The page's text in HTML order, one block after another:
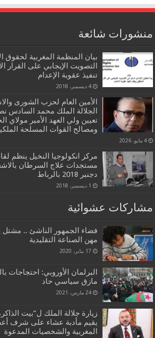
منشورات شائعة
بيان المنظمة المغربية لحقوق
التصويت الإيجابي على القرار
تنفيذ عقوبة الإعدام
4 ديسمبر، 2018
الأمين العام لحزب الشورى
الجلالة الملك محمد السادس
تعيين ولي العهد الأمير
ومصالح القوات المسلحة
4 مايو، 2026
مركز انكولوجيا النخيل ينظم
دجنبر 2018 بالرباط
1 ديسمبر، 2018
مشاركات عشوائية
فضاء الجمهور الناشئ .. مشتل
مهن الصناعة التقليدية
17 يناير، 2020
البرلمان الأوروبي: احتجاجات
مازق سياسي حاد
24 مارس، 2021
زيارة جلالة الملك ل”بيت
يقيم مأدبة عشاء على شرف
المغربية والشخصيات المدعوة